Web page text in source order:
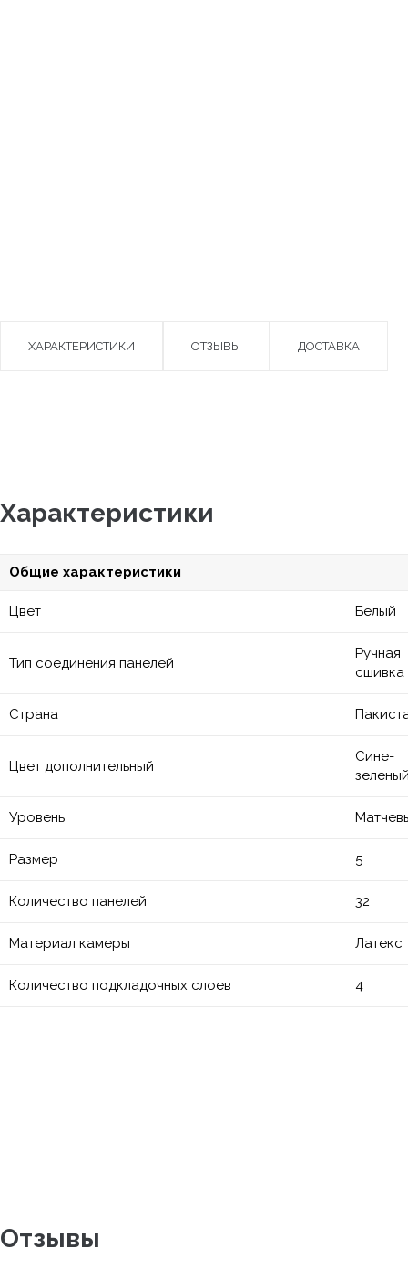
ХАРАКТЕРИСТИКИ ОТЗЫВЫ ДОСТАВКА
Характеристики
Общие характеристики
Цвет Белый
Тип соединения панелей
Ручная
сшивка
Страна
Цвет дополнительный
Сине-
Уровень
Размер 5
Количество панелей 32
Материал камеры Латекс
Количество подкладочных слоев 4
Отзывы